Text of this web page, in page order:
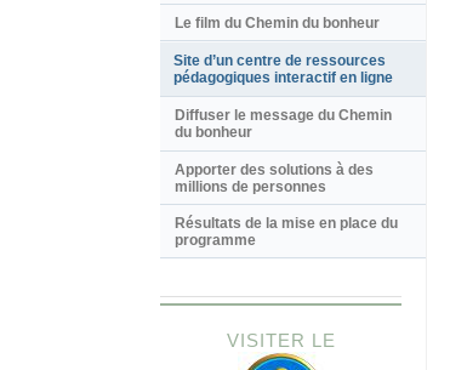
Le film du Chemin du bonheur
Site d’un centre de ressources
pédagogiques interactif en ligne
Diffuser le message du Chemin
du bonheur
Apporter des solutions à des
millions de personnes
Résultats de la mise en place du
programme
VISITER LE